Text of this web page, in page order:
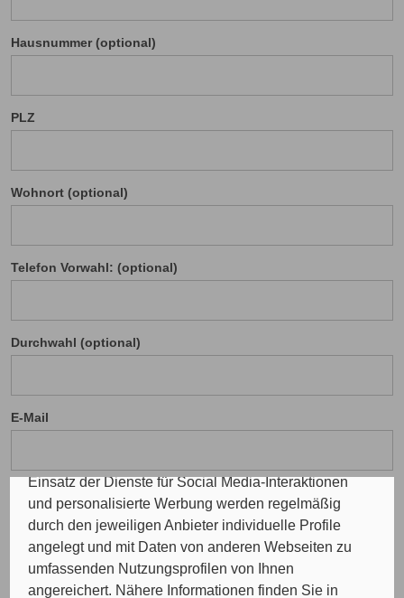
Cookie Einstellungen
Verbesserung der Nutzererfahrung, Analysen des
das Kunde wirbt Kunde-Programm, die Affiliate-
Programme sowie für personalisierte Werbung.
Einsatz der Dienste für Social Media-Interaktionen
und personalisierte Werbung werden regelmäßig
durch den jeweiligen Anbieter individuelle Profile
angelegt und mit Daten von anderen Webseiten zu
umfassenden Nutzungsprofilen von Ihnen
angereichert. Nähere Informationen finden Sie in
Hausnummer (optional)
PLZ
Wohnort (optional)
Telefon Vorwahl: (optional)
Durchwahl (optional)
E-Mail
Ihre Nachricht